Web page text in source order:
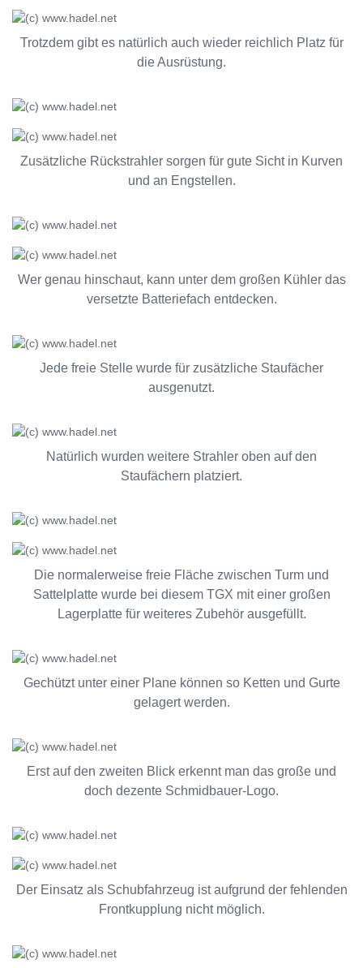
Trotzdem gibt es natürlich auch wieder reichlich Platz für
die Ausrüstung.
Zusätzliche Rückstrahler sorgen für gute Sicht in Kurven
und an Engstellen.
Wer genau hinschaut, kann unter dem großen Kühler das
versetzte Batteriefach entdecken.
Jede freie Stelle wurde für zusätzliche Staufächer
ausgenutzt.
Natürlich wurden weitere Strahler oben auf den
Staufächern platziert.
Die normalerweise freie Fläche zwischen Turm und
Sattelplatte wurde bei diesem TGX mit einer großen
Lagerplatte für weiteres Zubehör ausgefüllt.
Gechützt unter einer Plane können so Ketten und Gurte
gelagert werden.
Erst auf den zweiten Blick erkennt man das große und
doch dezente Schmidbauer-Logo.
Der Einsatz als Schubfahrzeug ist aufgrund der fehlenden
Frontkupplung nicht möglich.